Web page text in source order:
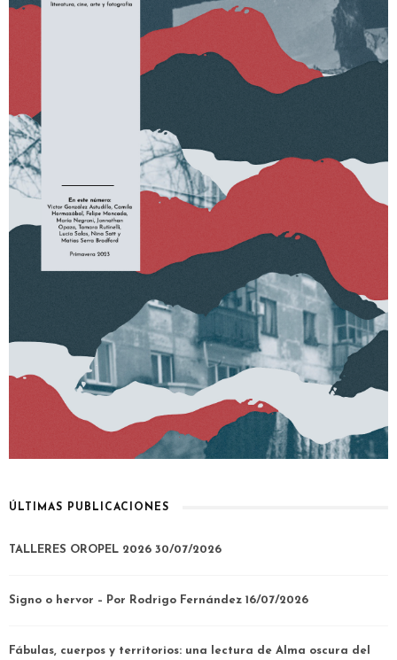
ÚLTIMAS PUBLICACIONES
TALLERES OROPEL 2026 30/07/2026
Signo o hervor – Por Rodrigo Fernández 16/07/2026
Fábulas, cuerpos y territorios: una lectura de Alma oscura del